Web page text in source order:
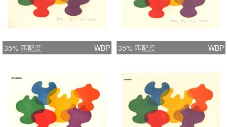
35% 匹配度 WBP 35% 匹配度 WBP